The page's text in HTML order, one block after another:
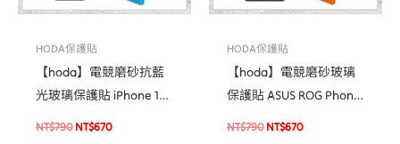
HODA保護貼
【hoda】電競磨砂抗藍
光玻璃保護貼 iPhone 12
系列 手機玻璃貼
NT$790 NT$670
HODA保護貼
【hoda】電競磨砂玻璃
保護貼 ASUS ROG Phone
9 / 8 系列 手遊專用 玻璃
NT$790 NT$670